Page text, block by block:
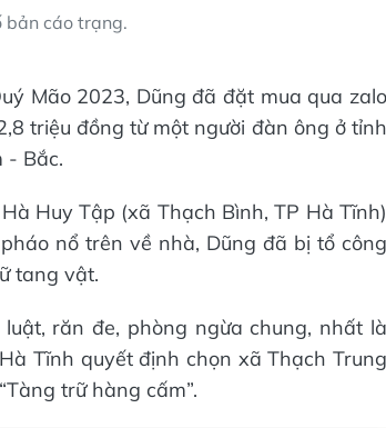
bản cáo trạng.
Mão 2023, Dũng đã đặt mua qua zalo
triệu đồng từ một người đàn ông ở tỉnh
- Bắc.
Huy Tập (xã Thạch Bình, TP Hà Tĩnh)
nổ trên về nhà, Dũng đã bị tổ công
tang vật.
răn đe, phòng ngừa chung, nhất là
Tĩnh quyết định chọn xã Thạch Trung
trữ hàng cấm”.